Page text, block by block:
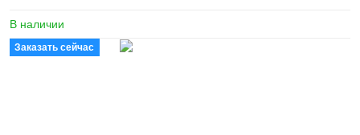
В наличии
Заказать сейчас